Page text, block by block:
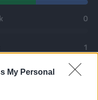
My Personal
0
1